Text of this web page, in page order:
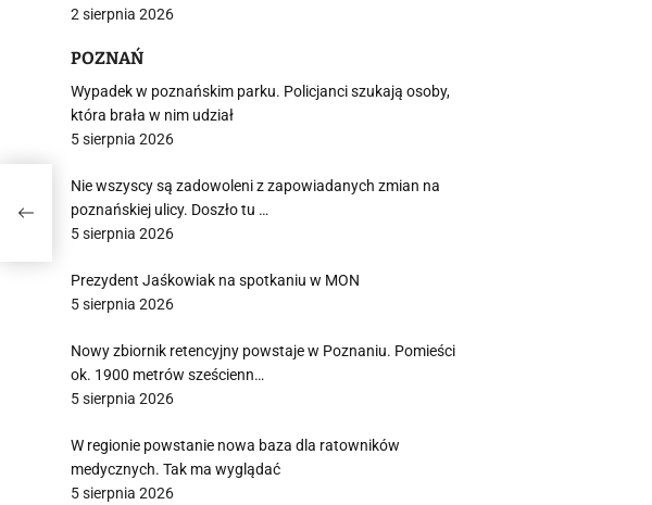
2 sierpnia 2026
POZNAŃ
Wypadek w poznańskim parku. Policjanci szukają osoby,
która brała w nim udział
5 sierpnia 2026
Nie wszyscy są zadowoleni z zapowiadanych zmian na
poznańskiej ulicy. Doszło tu …
5 sierpnia 2026
Prezydent Jaśkowiak na spotkaniu w MON
5 sierpnia 2026
Nowy zbiornik retencyjny powstaje w Poznaniu. Pomieści
ok. 1900 metrów sześcienn…
5 sierpnia 2026
W regionie powstanie nowa baza dla ratowników
medycznych. Tak ma wyglądać
5 sierpnia 2026